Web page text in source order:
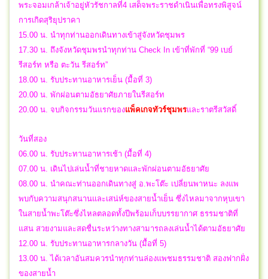
พระจอมเกล้าเจ้าอยู่หัวรัชกาลที่4 เสด็จพระราชดำเนินเพื่อทรงพิสูจน์
การเกิดสุริยุปราคา
15.00 น. นำทุกท่านออกเดินทางเข้าสู่จังหวัดชุมพร
17.30 น. ถึงจังหวัดชุมพรนำทุกท่าน Check In เข้าที่พักที่ “99 เบย์
รีสอร์ท หรือ ตะวัน รีสอร์ท”
18.00 น. รับประทานอาหารเย็น (มื้อที่ 3)
20.00 น. พักผ่อนตามอัธยาศัยภายในรีสอร์ท
20.00 น. จบกิจกรรมวันแรกของแพ็คเกจทัวร์ชุมพรและราตรีสวัสดิ์
วันที่สอง
06.00 น. รับประทานอาหารเช้า (มื้อที่ 4)
07.00 น. เดินไปเล่นน้ำที่ชายหาดและพักผ่อนตามอัธยาศัย
08.00 น. นำคณะท่านออกเดินทางสู่ อ.พะโต๊ะ เปลี่ยนพาหนะ ลงแพ
พบกับความสนุกสนานและเสน่ห์ของสายน้ำเย็น ซึ่งไหลมาจากหุบเขา
ในสายน้ำพะโต๊ะซึ่งไหลตลอดทั้งปีพร้อมเก็บบรรยากาศ ธรรมชาติที่
แสน สวยงามและสดชื่นระหว่างทางสามารถลงเล่นน้ำได้ตามอัธยาศัย
12.00 น. รับประทานอาหารกลางวัน (มื้อที่ 5)
13.00 น. ได้เวลาอันสมควรนำทุกท่านล่องแพชมธรรมชาติ สองฟากฝั่ง
ของสายน้ำ